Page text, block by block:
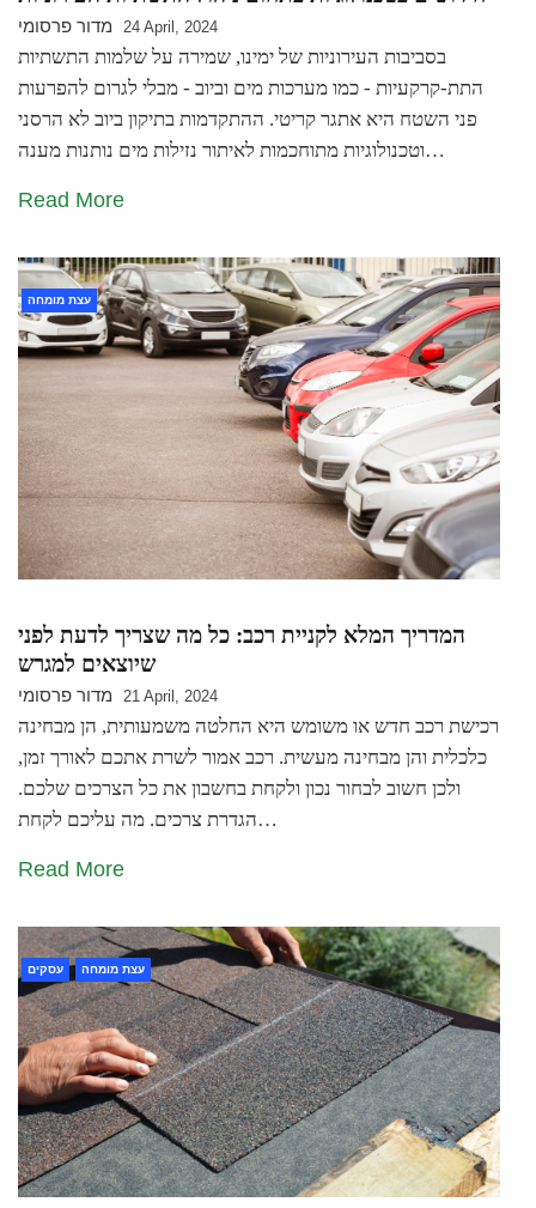
מדור פרסומי 24 April, 2024
בסביבות העירוניות של ימינו, שמירה על שלמות התשתיות
התת-קרקעיות - כמו מערכות מים וביוב - מבלי לגרום להפרעות
פני השטח היא אתגר קריטי. ההתקדמות בתיקון ביוב לא הרסני
וטכנולוגיות מתוחכמות לאיתור נזילות מים נותנות מענה…
Read More
עצת מומחה
המדריך המלא לקניית רכב: כל מה שצריך לדעת לפני
שיוצאים למגרש
מדור פרסומי 21 April, 2024
רכישת רכב חדש או משומש היא החלטה משמעותית, הן מבחינה
כלכלית והן מבחינה מעשית. רכב אמור לשרת אתכם לאורך זמן,
ולכן חשוב לבחור נכון ולקחת בחשבון את כל הצרכים שלכם.
הגדרת צרכים. מה עליכם לקחת…
Read More
עסקים עצת מומחה